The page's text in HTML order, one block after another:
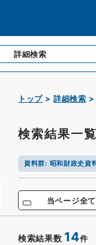
詳細検索
トップ 詳細検索
検索結果一覧
資料群: 昭和財政史資
当ページ全
検索結果数 14件